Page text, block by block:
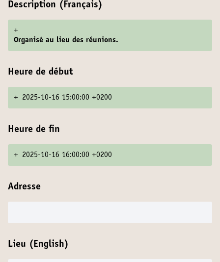
Description (Français)
+
Organisé au lieu des réunions.
Heure de début
+ 2025-10-16 15:00:00 +0200
Heure de fin
+ 2025-10-16 16:00:00 +0200
Adresse
Lieu (English)